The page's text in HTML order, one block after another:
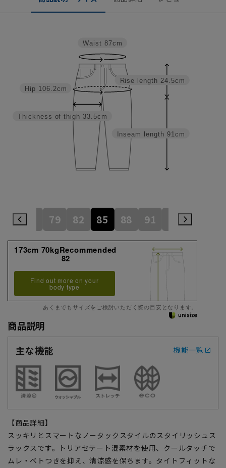
Inseam length 91cm
Rise length 24.5cm
Thickness of thigh 33.5cm
Hip 106.2cm
Waist 87cm
76 79 82 85 88 91 94
173cm 70kgRecommended
82
Find out more on your
body type
あくまでもサイズをご検討いただく際の目安となります。
商品説明
主な機能
機能一覧
【商品詳細】
スッキリとスマートなノータックスタイルのスタイリッシュス
ラックスです。トリアセテート混素材を使用、クールタッチで
ムレ・ベトつきを抑え、清涼感を保ちます。タイトフィットな